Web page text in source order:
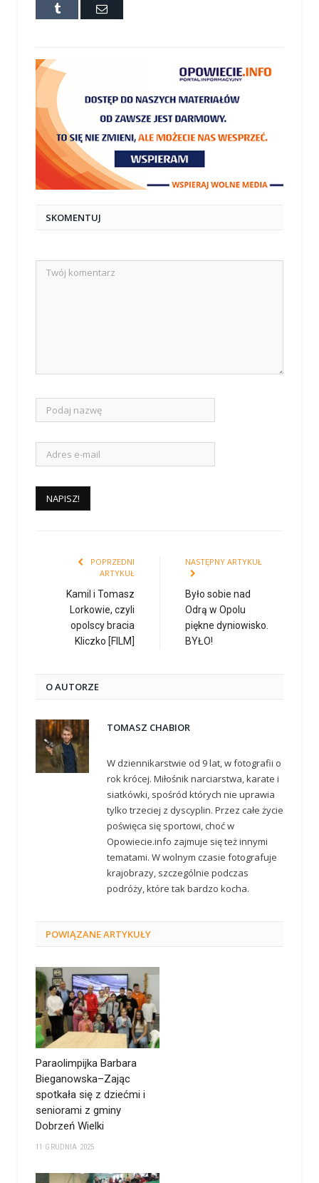
Tumblr
E-
SKOMENTUJ
POPRZEDNI
ARTYKUŁ
Kamil i Tomasz
Lorkowie, czyli
opolscy bracia
Kliczko [FILM]
NASTĘPNY ARTYKUŁ
Było sobie nad
Odrą w Opolu
piękne dyniowisko.
BYŁO!
O AUTORZE
TOMASZ CHABIOR
W dziennikarstwie od 9 lat, w fotografii o
rok krócej. Miłośnik narciarstwa, karate i
siatkówki, spośród których nie uprawia
tylko trzeciej z dyscyplin. Przez całe życie
poświęca się sportowi, choć w
Opowiecie.info zajmuje się też innymi
tematami. W wolnym czasie fotografuje
krajobrazy, szczególnie podczas
podróży, które tak bardzo kocha.
POWIĄZANEARTYKUŁY
Paraolimpijka Barbara
Bieganowska–Zając
spotkała się z dziećmi i
seniorami z gminy
Dobrzeń Wielki
11 GRUDNIA 2025